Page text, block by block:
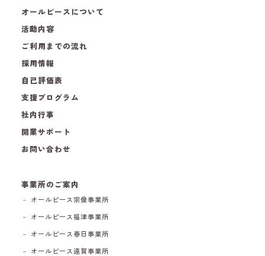
オールピースについて
活動内容
ご利用までの流れ
採用情報
自己評価表
支援プログラム
社内行事
開業サポート
お問い合わせ
事業所のご案内
－ オールピース宗像事業所
－ オールピース福津事業所
－ オールピース春日事業所
－ オールピース遠賀事業所